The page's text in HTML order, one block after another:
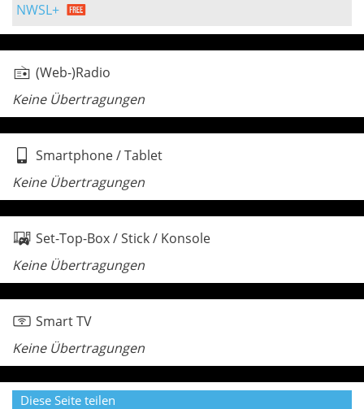
NWSL+
(Web-)Radio
Keine Übertragungen
Smartphone / Tablet
Keine Übertragungen
Set-Top-Box / Stick / Konsole
Keine Übertragungen
Smart TV
Keine Übertragungen
Diese Seite teilen